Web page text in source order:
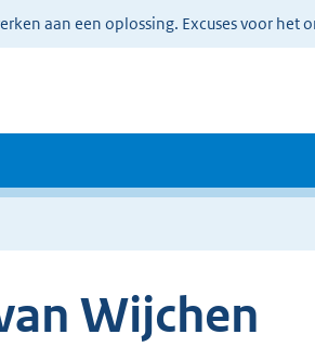
aan een oplossing. Excuses voor het
Wijchen